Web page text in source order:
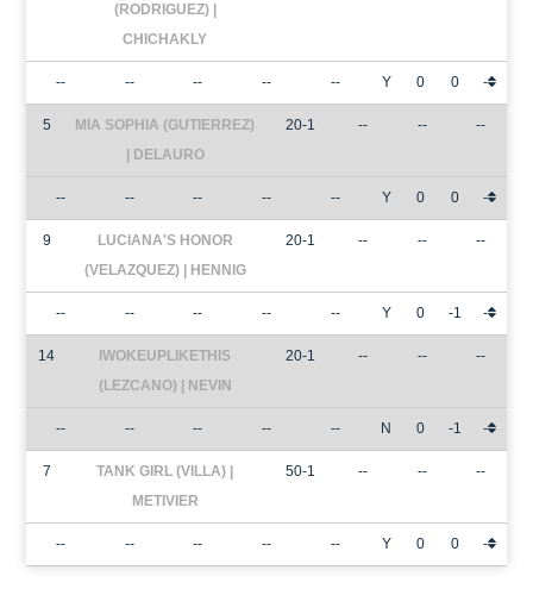
(RODRIGUEZ) |
CHICHAKLY
-- -- -- -- -- Y 0 0 -
5
MIA SOPHIA (GUTIERREZ)
| DELAURO
20-1 -- -- --
-- -- -- -- -- Y 0 0 -
9
LUCIANA'S HONOR
(VELAZQUEZ) | HENNIG
20-1 -- -- --
-- -- -- -- -- Y 0 -1 -
14
IWOKEUPLIKETHIS
(LEZCANO) | NEVIN
20-1 -- -- --
-- -- -- -- -- N 0 -1 -
7
TANK GIRL (VILLA) |
METIVIER
50-1 -- -- --
-- -- -- -- -- Y 0 0 -